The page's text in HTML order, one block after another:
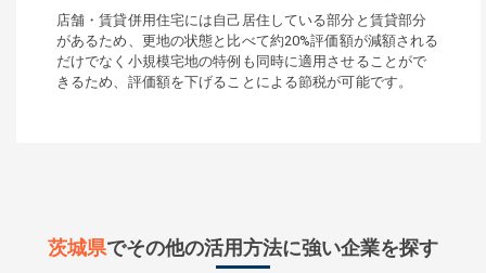
店舗・賃貸併用住宅には自己居住している部分と賃貸部分
があるため、更地の状態と比べて約20%評価額が減額される
だけでなく小規模宅地の特例も同時に適用させることがで
きるため、評価額を下げることによる節税が可能です。
茨城県でその他の活用方法に強い企業を探す